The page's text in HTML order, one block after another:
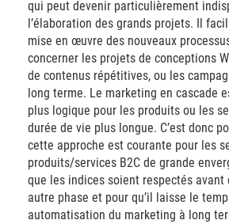
qui peut devenir particulièrement
l’élaboration des grands projets. Il
mise en œuvre des nouveaux
concerner les projets de conceptions
de contenus répétitives, ou les
long terme. Le marketing en cascade
plus logique pour les produits ou les
durée de vie plus longue. C’est donc
cette approche est courante pour les
produits/services B2C de grande
que les indices soient respectés avant
autre phase et pour qu’il laisse le
automatisation du marketing à long